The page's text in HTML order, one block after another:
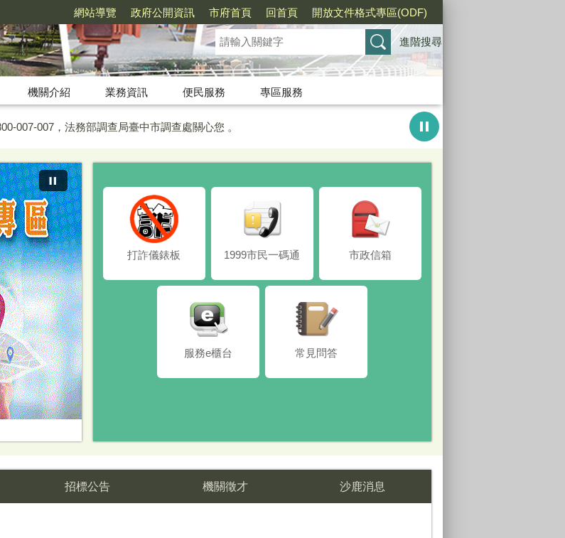
網站導覽 政府公開資訊 市府首頁 回首頁 開放文件格式專區(ODF)
進階搜尋
機關介紹 業務資訊 便民服務
專區服務
007-007，法務部調查局臺中市調查處關心您 。
臺中市調查處關心您！檢舉電話：04-23023166
打詐儀錶板 1999市民一碼通 市政信箱
服務e櫃台 常見問答
招標公告 機關徵才 沙鹿消息